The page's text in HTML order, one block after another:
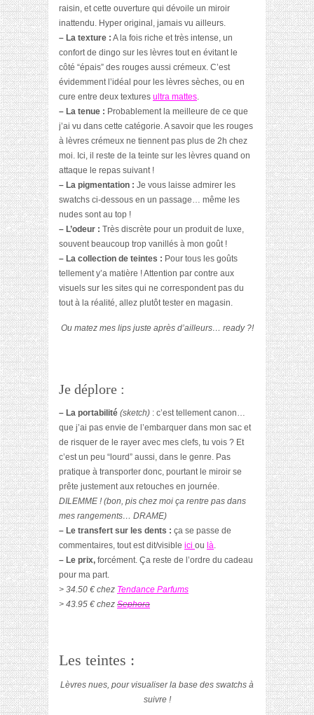
raisin, et cette ouverture qui dévoile un miroir
inattendu. Hyper original, jamais vu ailleurs.
– La texture : A la fois riche et très intense, un
confort de dingo sur les lèvres tout en évitant le
côté “épais” des rouges aussi crémeux. C’est
évidemment l’idéal pour les lèvres sèches, ou en
cure entre deux textures ultra mattes.
– La tenue : Probablement la meilleure de ce que
j’ai vu dans cette catégorie. A savoir que les rouges
à lèvres crémeux ne tiennent pas plus de 2h chez
moi. Ici, il reste de la teinte sur les lèvres quand on
attaque le repas suivant !
– La pigmentation : Je vous laisse admirer les
swatchs ci-dessous en un passage… même les
nudes sont au top !
– L’odeur : Très discrète pour un produit de luxe,
souvent beaucoup trop vanillés à mon goût !
– La collection de teintes : Pour tous les goûts
tellement y’a matière ! Attention par contre aux
visuels sur les sites qui ne correspondent pas du
tout à la réalité, allez plutôt tester en magasin.
Ou matez mes lips juste après d’ailleurs… ready ?!
Je déplore :
– La portabilité (sketch) : c’est tellement canon…
que j’ai pas envie de l’embarquer dans mon sac et
de risquer de le rayer avec mes clefs, tu vois ? Et
c’est un peu “lourd” aussi, dans le genre. Pas
pratique à transporter donc, pourtant le miroir se
prête justement aux retouches en journée.
DILEMME ! (bon, pis chez moi ça rentre pas dans
mes rangements… DRAME)
– Le transfert sur les dents : ça se passe de
commentaires, tout est dit/visible ici ou là.
– Le prix, forcément. Ça reste de l’ordre du cadeau
pour ma part.
> 34.50 € chez Tendance Parfums
> 43.95 € chez Sephora
Les teintes :
Lèvres nues, pour visualiser la base des swatchs à
suivre !